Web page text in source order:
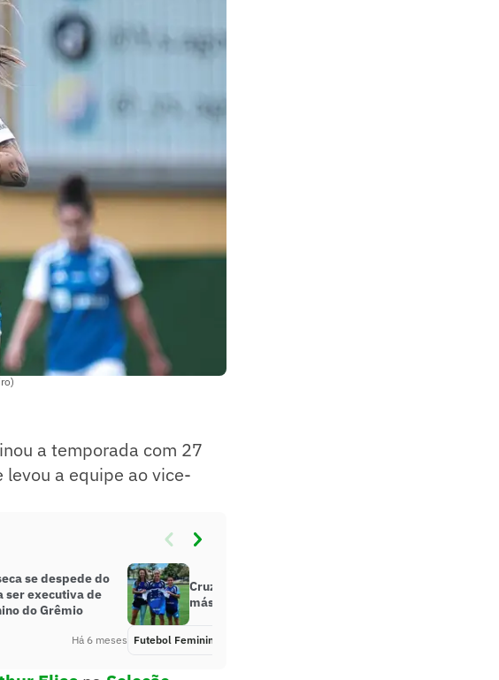
a temporada com 27
a equipe ao vice-
se despede do
ser executiva de
do Grêmio
Há 6 meses
Cruzeiro anuncia novo patrocínio
máster para time feminino
Futebol Feminino